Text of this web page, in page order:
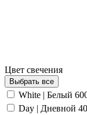
Цвет свечения
Выбрать все
White | Белый
Day | Дневной